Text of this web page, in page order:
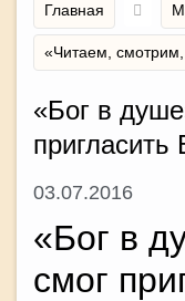
Главная
«Читаем,
«Бог в
пригласить
03.07.2016
«Бог в
смог